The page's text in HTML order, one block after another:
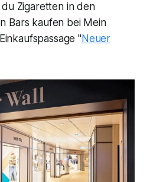
Zigaretten in den
Bars kaufen bei Mein
"Neuer